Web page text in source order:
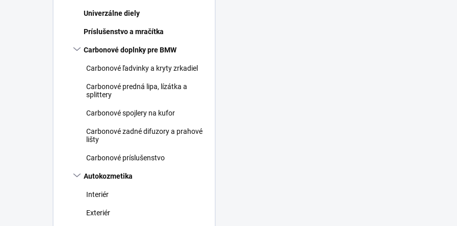
Univerzálne diely
Príslušenstvo a mračítka
Carbonové doplnky pre BMW
Carbonové ľadvinky a kryty zrkadiel
Carbonové predná lipa, lízátka a
splittery
Carbonové spojlery na kufor
Carbonové zadné difuzory a prahové
lišty
Carbonové príslušenstvo
Autokozmetika
Interiér
Exteriér